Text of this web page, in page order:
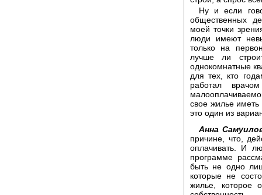
Ну и если
общественных
моей точки
люди имеют
только на
лучше ли
однокомнатные
для тех, кто
работал
свое жилье
это один из
Анна
причине, что,
оплачивать. И
программе
быть не одно
которые не
жилье, которое